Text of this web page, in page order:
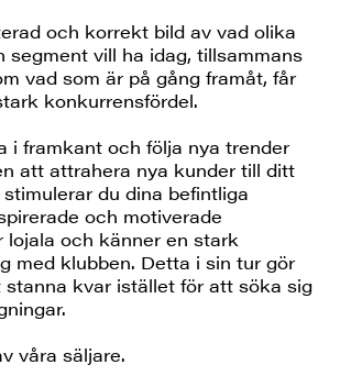
och korrekt bild av vad olika
segment vill ha idag, tillsammans
vad som är på gång framåt, får
konkurrensfördel.
i framkant och följa nya trender
att attrahera nya kunder till ditt
du dina befintliga
och motiverade
lojala och känner en stark
med klubben. Detta i sin tur gör
kvar istället för att söka sig
våra säljare.